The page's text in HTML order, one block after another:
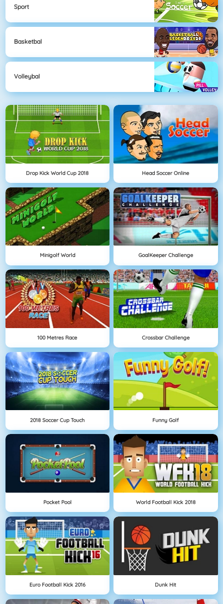
Sport
Basketbal
Volleybal
Drop Kick World Cup 2018 Head Soccer Online
Minigolf World GoalKeeper Challenge
100 Metres Race Crossbar Challenge
2018 Soccer Cup Touch Funny Golf
Pocket Pool World Football Kick 2018
Euro Football Kick 2016 Dunk Hit